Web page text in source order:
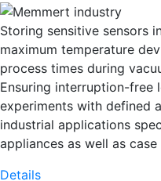
Storing sensitive sensors
maximum temperature
process times during
Ensuring interruption-free
experiments with defined
industrial applications
appliances as well as case
Details